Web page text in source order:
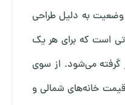
وضعیت به دلیل طراحی
است که برای هر یک
گرفته می‌شود. از سوی
خانه‌های شمالی و